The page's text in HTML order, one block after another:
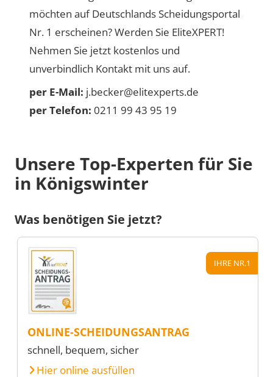
möchten auf Deutschlands Scheidungsportal
Nr. 1 erscheinen? Werden Sie EliteXPERT!
Nehmen Sie jetzt kostenlos und
unverbindlich Kontakt mit uns auf.
per E-Mail: j.becker@elitexperts.de
per Telefon: 0211 99 43 95 19
Unsere Top-Experten für Sie
in Königswinter
Was benötigen Sie jetzt?
IHRE NR.1
ONLINE-SCHEIDUNGSANTRAG
schnell, bequem, sicher
Hier online ausfüllen